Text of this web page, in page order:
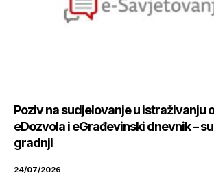
Poziv na sudjelovanje u istraživanju
eDozvola i eGrađevinski dnevnik –
gradnji
24/07/2026